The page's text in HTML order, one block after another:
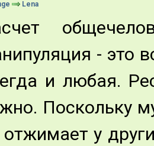
Lena
- это
и любая.
Поскольку
отжимает у